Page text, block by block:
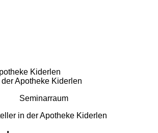
Seminarraum